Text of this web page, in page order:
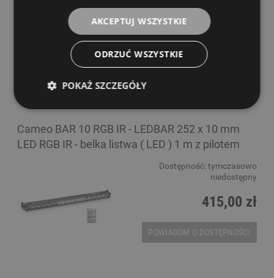
Dostępność:
niedostępny
449,00 zł
Cameo BAR 10 RGB IR - LEDBAR 252 x 10 mm
LED RGB IR - belka listwa ( LED ) 1 m z pilotem
Dostępność: tymczasowo
niedostępny
415,00 zł
POWIADOM O DOSTĘPNOŚCI
AKCEPTUJ WSZYSTKIE
ODRZUĆ WSZYSTKIE
POKAŻ SZCZEGÓŁY